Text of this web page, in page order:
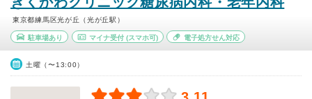
東京都練馬区光が丘（光が丘駅）
駐車場あり マイナ受付(スマホ可) 電子処方せん対応
土曜（〜13:00）